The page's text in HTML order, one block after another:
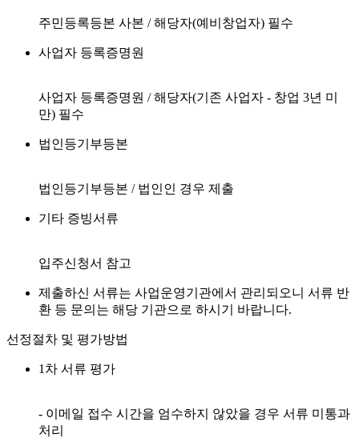
주민등록등본 사본 / 해당자(예비창업자) 필수
사업자 등록증명원
사업자 등록증명원 / 해당자(기존 사업자 - 창업 3년 미
만) 필수
법인등기부등본
법인등기부등본 / 법인인 경우 제출
기타 증빙서류
입주신청서 참고
제출하신 서류는 사업운영기관에서 관리되오니 서류 반
환 등 문의는 해당 기관으로 하시기 바랍니다.
선정절차 및 평가방법
1차 서류 평가
- 이메일 접수 시간을 엄수하지 않았을 경우 서류 미통과
처리